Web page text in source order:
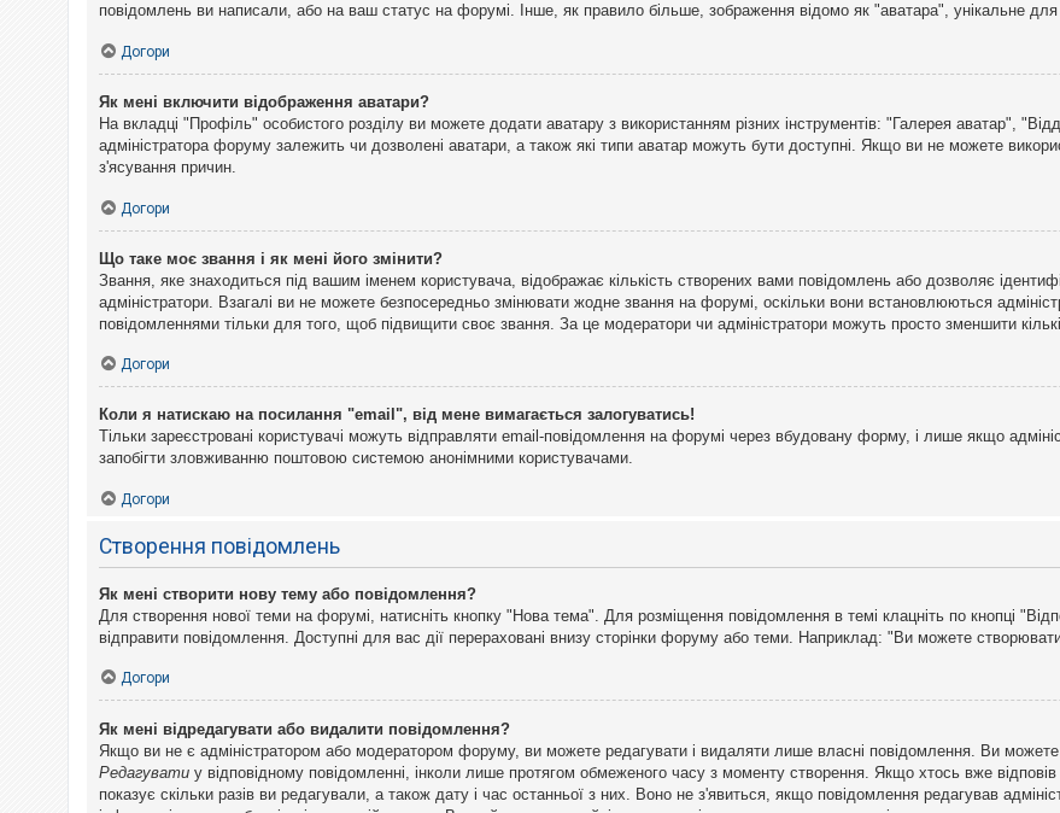
повідомлень ви написали, або на ваш статус на форумі. Інше, як правило більше, зображення відомо як "аватара", унікальне для
Догори
Як мені включити відображення аватари?
На вкладці "Профіль" особистого розділу ви можете додати аватару з використанням різних інструментів: "Галерея аватар",
адміністратора форуму залежить чи дозволені аватари, а також які типи аватар можуть бути доступні. Якщо ви не можете
з'ясування причин.
Догори
Що таке моє звання і як мені його змінити?
Звання, яке знаходиться під вашим іменем користувача, відображає кількість створених вами повідомлень або дозволяє
адміністратори. Взагалі ви не можете безпосередньо змінювати жодне звання на форумі, оскільки вони встановлюються
повідомленнями тільки для того, щоб підвищити своє звання. За це модератори чи адміністратори можуть просто зменшити
Догори
Коли я натискаю на посилання "email", від мене вимагається залогуватись!
Тільки зареєстровані користувачі можуть відправляти email-повідомлення на форумі через вбудовану форму, і лише якщо
запобігти зловживанню поштовою системою анонімними користувачами.
Догори
Створення повідомлень
Як мені створити нову тему або повідомлення?
Для створення нової теми на форумі, натисніть кнопку "Нова тема". Для розміщення повідомлення в темі клацніть по кнопці
відправити повідомлення. Доступні для вас дії перераховані внизу сторінки форуму або теми. Наприклад: "Ви можете
Догори
Як мені відредагувати або видалити повідомлення?
Якщо ви не є адміністратором або модератором форуму, ви можете редагувати і видаляти лише власні повідомлення. Ви
Редагувати у відповідному повідомленні, інколи лише протягом обмеженого часу з моменту створення. Якщо хтось вже
показує скільки разів ви редагували, а також дату і час останньої з них. Воно не з'явиться, якщо повідомлення редагував